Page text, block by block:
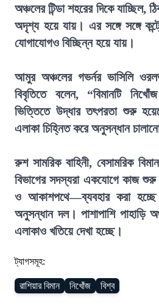
অঞ্চলের টিন্ডা শহরের দিকে যাচ্ছিল,
অদৃশ্য হয়ে যায়। এর সঙ্গে সঙ্গে
যোগাযোগও বিচ্ছিন্ন হয়ে যায়।
আমুর অঞ্চলের গভর্নর ভাসিলি
বিবৃতিতে বলেন, “বিমানটি
ভিত্তিতে উদ্ধার তৎপরতা শুরু
এলাকা চিহ্নিত করে অনুসন্ধান
রুশ সামরিক বাহিনী, বেসামরিক
বিভাগের সদস্যরা একযোগে কাজ
ও আকাশপথে—ব্যবহার করা হচ্ছে
অনুসন্ধান দল। পাশাপাশি পাহাড়ি
এলাকাও খতিয়ে দেখা হচ্ছে।
ট্যাগসমূহ:
রাশিয়ার বিমান নিখোঁজ বিশ্ব